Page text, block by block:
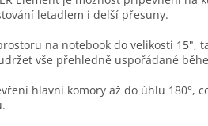
c
í
r
v
y
letadlem i delší přesuny.
na notebook do velikosti 15",
vše přehledně uspořádané
hlavní komory až do úhlu 180°,